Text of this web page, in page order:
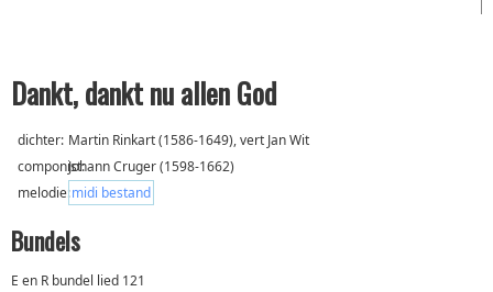
Dankt, dankt nu allen God
dichter: Martin Rinkart (1586-1649), vert Jan Wit
componist:Johann Cruger (1598-1662)
melodie:midi bestand
Bundels
E en R bundel lied 121